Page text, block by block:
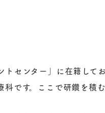
センター」に在籍して
です。ここで研鑽を積